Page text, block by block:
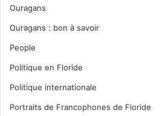
Ouragans
Ouragans : bon à savoir
People
Politique en Floride
Politique internationale
Portraits de Francophones de Floride